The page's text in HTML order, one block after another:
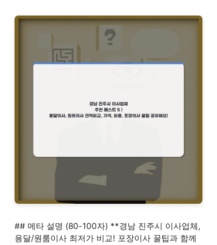
## 메타 설명 (80-100자) **경남 진주시 이사업체,
용달/원룸이사 최저가 비교! 포장이사 꿀팁과 함께